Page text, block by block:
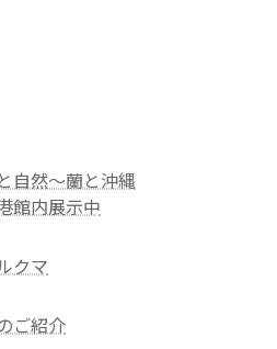
自然～蘭と沖縄
館内展示中
クマ
ご紹介